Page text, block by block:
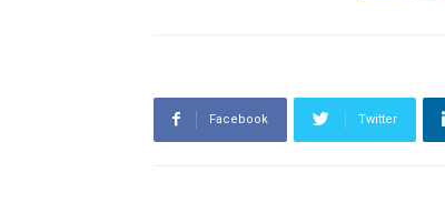
Facebook Twitter